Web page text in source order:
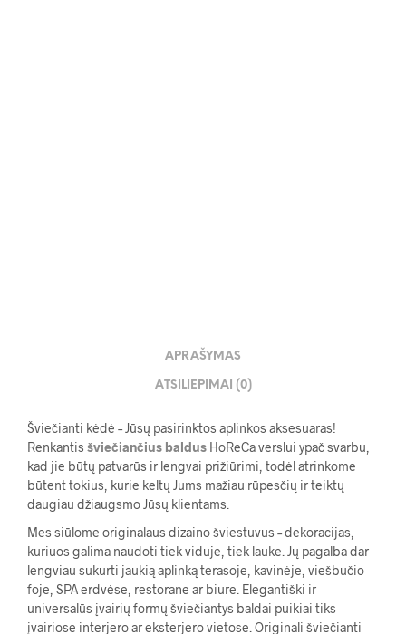
APRAŠYMAS
ATSILIEPIMAI (0)
Šviečianti kėdė – Jūsų pasirinktos aplinkos aksesuaras!
Renkantis šviečiančius baldus HoReCa verslui ypač svarbu,
kad jie būtų patvarūs ir lengvai prižiūrimi, todėl atrinkome
būtent tokius, kurie keltų Jums mažiau rūpesčių ir teiktų
daugiau džiaugsmo Jūsų klientams.
Mes siūlome originalaus dizaino šviestuvus – dekoracijas,
kuriuos galima naudoti tiek viduje, tiek lauke. Jų pagalba dar
lengviau sukurti jaukią aplinką terasoje, kavinėje, viešbučio
foje, SPA erdvėse, restorane ar biure. Elegantiški ir
universalūs įvairių formų šviečiantys baldai puikiai tiks
įvairiose interjero ar eksterjero vietose. Originali šviečianti